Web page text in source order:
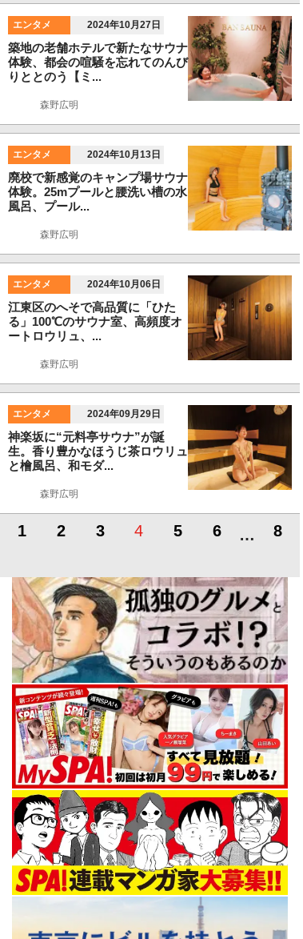
エンタメ 2024年10月27日
築地の老舗ホテルで新たなサウナ
体験、都会の喧騒を忘れてのんび
りととのう【ミ...
森野広明
エンタメ 2024年10月13日
廃校で新感覚のキャンプ場サウナ
体験。25mプールと腰洗い槽の水
風呂、プール...
森野広明
エンタメ 2024年10月06日
江東区のへそで高品質に「ひた
る」100℃のサウナ室、高頻度オ
ートロウリュ、...
森野広明
エンタメ 2024年09月29日
神楽坂に“元料亭サウナ”が誕
生。香り豊かなほうじ茶ロウリュ
と檜風呂、和モダ...
森野広明
1 2 3 4 5 6 … 8